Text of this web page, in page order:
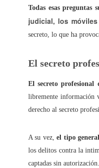
Todas esas
judicial, los
secreto, lo que ha
El secreto
El secreto profesional
libremente información
derecho al secreto
A su vez,el tipo
los delitos contra la
captadas sin
2022.01.21 ¿Qué
2022.01.28 30
2022.02.04 Las
2022.02.11 El
2022.02.25 La